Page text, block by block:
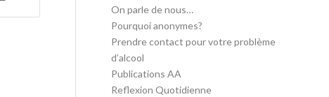
On parle de nous…
Pourquoi anonymes?
Prendre contact pour votre problème
d’alcool
Publications AA
Reflexion Quotidienne